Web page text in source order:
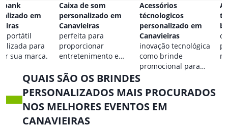
bank
em
portátil
para
sua marca.
Caixa de som
personalizado em
Canavieiras
perfeita para
proporcionar
entretenimento e
qualquer ocasião.
Acessórios
técnologicos
personalizado em
Canavieiras
inovação tecnológica
como brinde
promocional para
eventos.
QUAIS SÃO OS BRINDES
PERSONALIZADOS MAIS PROCURADOS
NOS MELHORES EVENTOS EM
CANAVIEIRAS